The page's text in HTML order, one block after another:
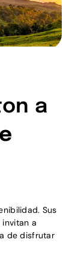
a
Sus
a
de disfrutar